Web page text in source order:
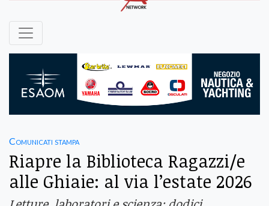
Comunicati stampa
Riapre la Biblioteca Ragazzi/e
alle Ghiaie: al via l’estate 2026